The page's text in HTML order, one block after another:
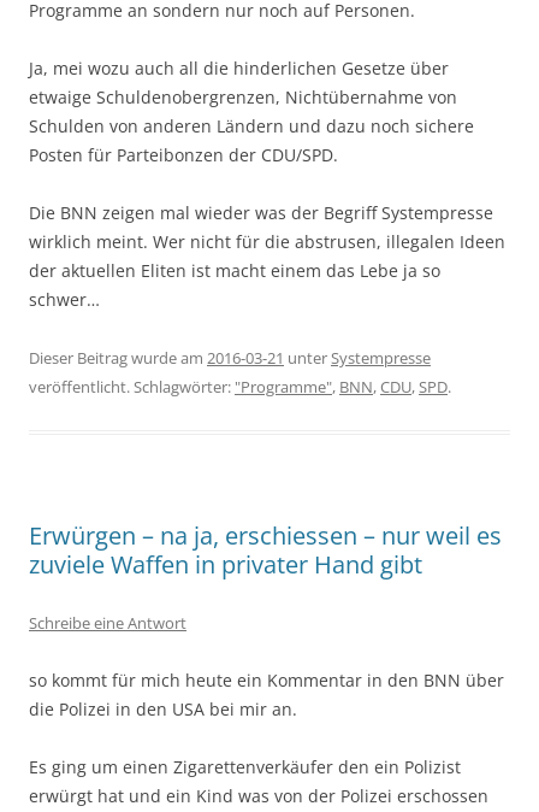
Programme an sondern nur noch auf Personen.
Ja, mei wozu auch all die hinderlichen Gesetze über
etwaige Schuldenobergrenzen, Nichtübernahme von
Schulden von anderen Ländern und dazu noch sichere
Posten für Parteibonzen der CDU/SPD.
Die BNN zeigen mal wieder was der Begriff Systempresse
wirklich meint. Wer nicht für die abstrusen, illegalen Ideen
der aktuellen Eliten ist macht einem das Lebe ja so
schwer…
Dieser Beitrag wurde am 2016-03-21 unterSystempresse
veröffentlicht. Schlagwörter: "Programme", BNN,CDU,SPD.
Erwürgen – na ja, erschiessen – nur weil es
zuviele Waffen in privater Hand gibt
Schreibe eine Antwort
so kommt für mich heute ein Kommentar in den BNN über
die Polizei in den USA bei mir an.
Es ging um einen Zigarettenverkäufer den ein Polizist
erwürgt hat und ein Kind was von der Polizei erschossen